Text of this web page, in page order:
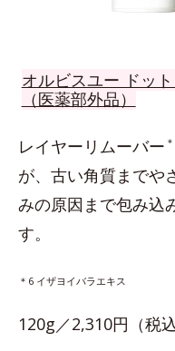
オルビスユー ドッ
（医薬部外品）
レイヤーリムーバー
が、古い角質までや
みの原因まで包み込
す。
＊6 イザヨイバラエキス
120g／2,310円（税込